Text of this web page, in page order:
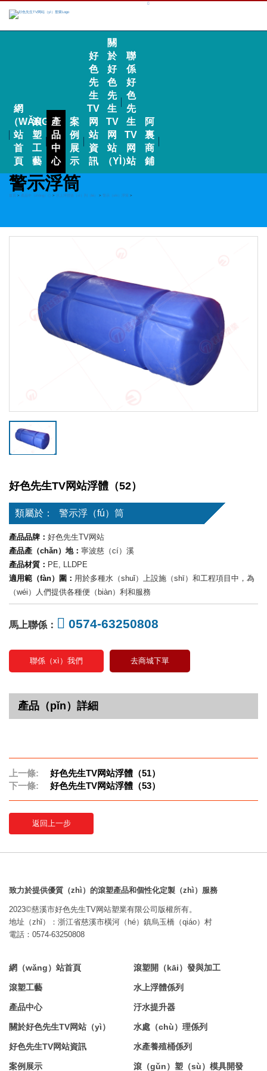
網
（WǍNG）
站
首
頁
滾
塑
工
藝
產
品
中
心
案
例
展
示
好
色
先
生
TV
网
站
資
訊
關
於
好
色
先
生
TV
网
站
（YÌ）
聯
係
好
色
先
生
TV
网
站
阿
裏
商
鋪
警示浮筒
首頁 > 產品中（zhōng）心 > 水上浮體係（xì）列（liè） > 警示（shì）浮筒 >
好色先生TV网站浮體（52）
類屬於： 警示浮（fú）筒
產品品牌： 好色先生TV网站
產品產（chǎn）地： 寧波慈（cí）溪
產品材質： PE, LLDPE
適用範（fàn）圍： 用於多種水（shuǐ）上設施（shī）和工程項目中，為
（wéi）人們提供各種便（biàn）利和服務
馬上聯係： 0574-63250808
聯係（xì）我們 去商城下單
產品（pǐn）詳細
上一條:
好色先生TV网站浮體（51）
下一條:
好色先生TV网站浮體（53）
返回上一步
致力於提供優質（zhì）的滾塑產品和個性化定製（zhì）服務
2023©慈溪市好色先生TV网站塑業有限公司版權所有。
地址（zhǐ）：浙江省慈溪市橫河（hé）鎮烏玉橋（qiáo）村
電話：0574-63250808
網（wǎng）站首頁
滾塑工藝
產品中心
關於好色先生TV网站（yì）
好色先生TV网站資訊
案例展示
滾塑開（kāi）發與加工
水上浮體係列
汙水提升器
水處（chù）理係列
水產養殖桶係列
滾（gǔn）塑（sù）模具開發